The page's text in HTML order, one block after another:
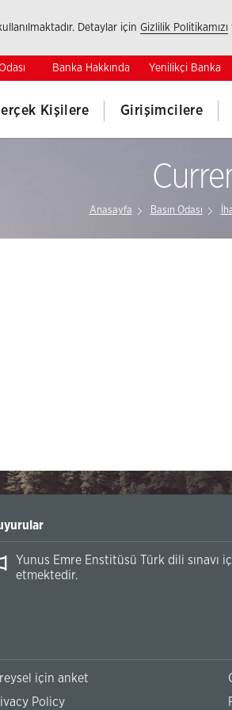
Detaylar için Gizlilik Politikamızı
Banka Hakkında Yenilikçi Banka
Kişilere Girişimcilere
Anasayfa Basın Odası
Yunus Emre Enstitüsü Türk dili sınavı
etmektedir.
için anket
Policy